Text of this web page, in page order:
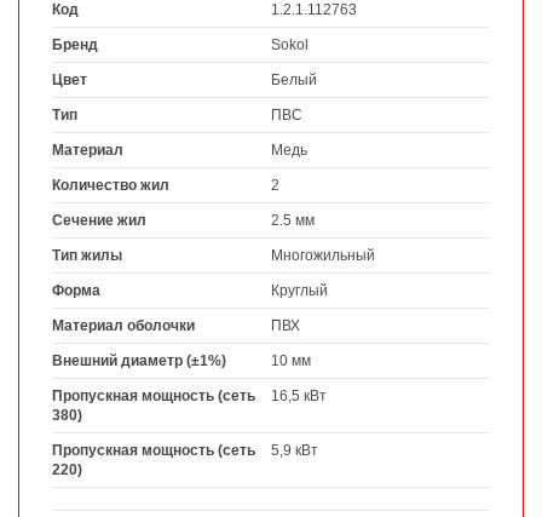
Код
1.2.1.112763
Бренд Sokol
Цвет Белый
Тип ПВС
Материал Медь
Количество жил 2
Сечение жил 2.5 мм
Тип жилы Многожильный
Форма Круглый
Материал оболочки ПВХ
Внешний диаметр (±1%) 10 мм
Пропускная мощность (сеть
380)
16,5 кВт
Пропускная мощность (сеть
220)
5,9 кВт